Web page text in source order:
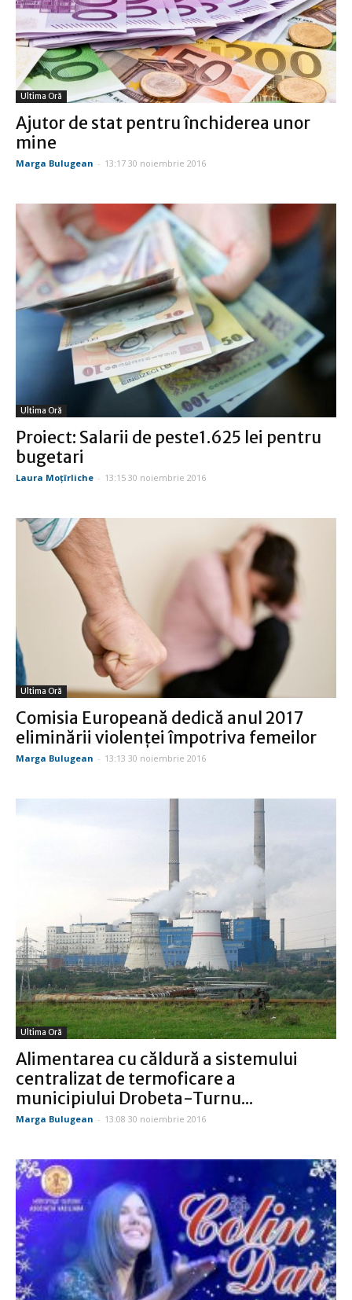
Ultima Oră
Ajutor de stat pentru închiderea unor
mine
Marga Bulugean - 13:17 30 noiembrie 2016
Ultima Oră
Proiect: Salarii de peste1.625 lei pentru
bugetari
Laura Moţîrliche - 13:15 30 noiembrie 2016
Ultima Oră
Comisia Europeană dedică anul 2017
eliminării violenţei împotriva femeilor
Marga Bulugean - 13:13 30 noiembrie 2016
Ultima Oră
Alimentarea cu căldură a sistemului
centralizat de termoficare a
municipiului Drobeta-Turnu...
Marga Bulugean - 13:08 30 noiembrie 2016